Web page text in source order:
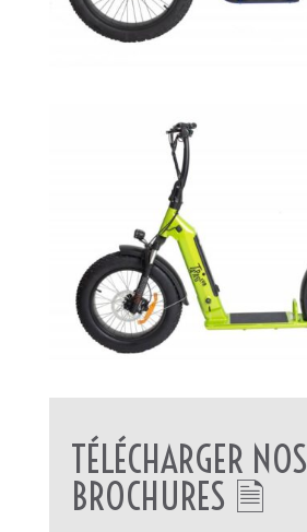
TÉLÉCHARGER NOS
BROCHURES 🗎